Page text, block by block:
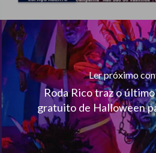
Ler próximo
Roda Rico traz o
gratuito de Halloween